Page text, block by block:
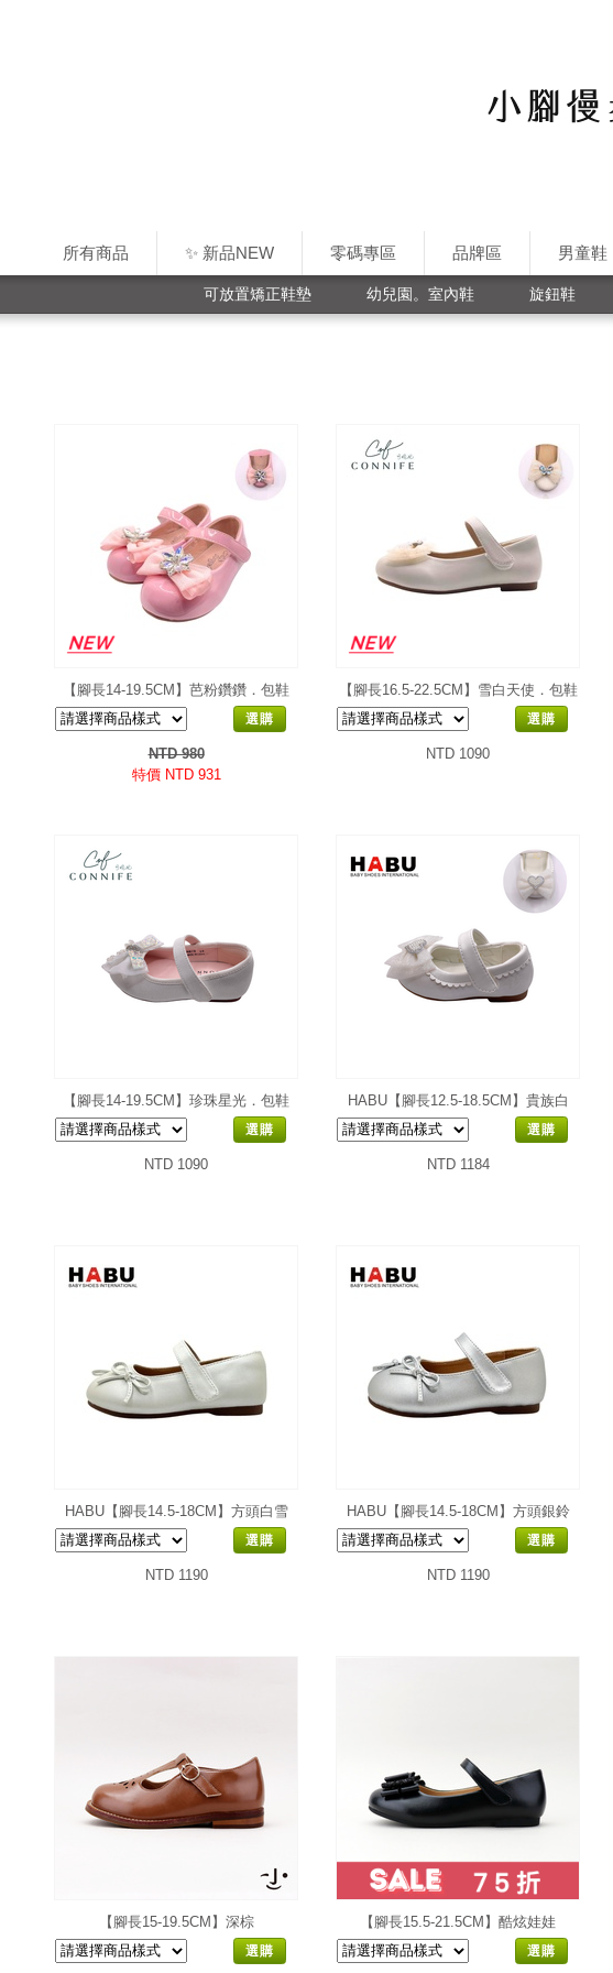
所有商品 ✨ 新品NEW 零碼專區 品牌區 男童鞋
可放置矯正鞋墊 幼兒園。室內鞋 旋鈕鞋
【腳長14-19.5CM】芭粉鑽鑽．包鞋
選購
NTD 980
特價 NTD 931
【腳長16.5-22.5CM】雪白天使．包鞋
選購
NTD 1090
【腳長14-19.5CM】珍珠星光．包鞋
選購
NTD 1090
HABU【腳長12.5-18.5CM】貴族白
選購
NTD 1184
HABU【腳長14.5-18CM】方頭白雪
選購
NTD 1190
HABU【腳長14.5-18CM】方頭銀鈴
選購
NTD 1190
【腳長15-19.5CM】深棕
選購
【腳長15.5-21.5CM】酷炫娃娃
選購